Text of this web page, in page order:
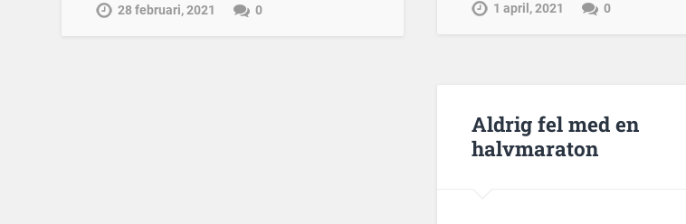
1 april, 2021 0
28 februari, 2021 0
Aldrig fel med en
halvmaraton